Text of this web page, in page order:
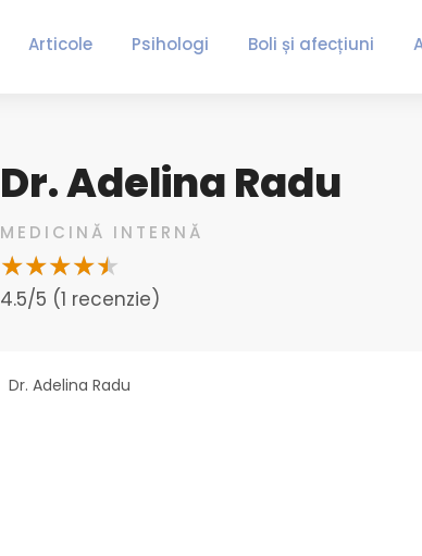
Articole Psihologi Boli și afecțiuni
Dr. Adelina Radu
MEDICINĂ INTERNĂ
4.5/5 (1 recenzie)
Dr. Adelina Radu